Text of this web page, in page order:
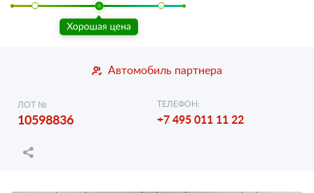
Автомобиль партнера
ЛОТ №
10598836
ТЕЛЕФОН:
+7 495 011 11 22